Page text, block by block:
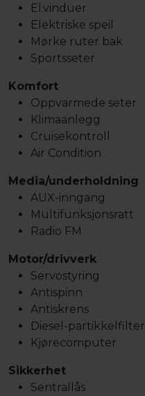
El.vinduer
Elektriske speil
Mørke ruter bak
Sportsseter
Komfort
Oppvarmede seter
Klimaanlegg
Cruisekontroll
Air Condition
Media/underholdning
AUX-inngang
Multifunksjonsratt
Radio FM
Motor/drivverk
Servostyring
Antispinn
Antiskrens
Diesel-partikkelfilter
Kjørecomputer
Sikkerhet
Sentrallås